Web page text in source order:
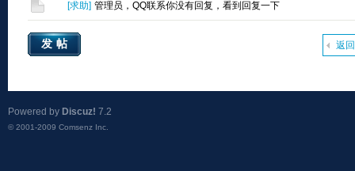
[求助] 管理员，QQ联系你没有回复，看到回复一下
返
发帖
Powered by Discuz! 7.2
© 2001-2009 Comsenz Inc.